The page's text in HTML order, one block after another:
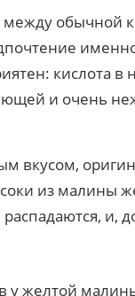
между обычной
кислота в
и очень
вкусом,
из малины
и,
у желтой